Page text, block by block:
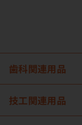
歯科関連用品
技工関連用品